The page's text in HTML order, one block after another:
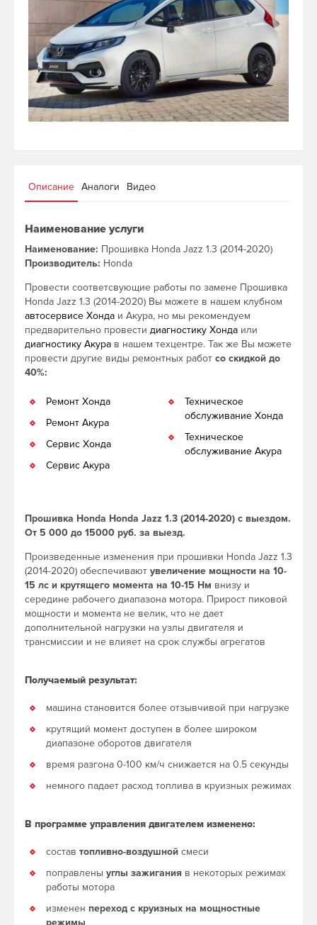
Описание Аналоги Видео
Наименование услуги
Наименование: Прошивка Honda Jazz 1.3 (2014-2020)
Производитель: Honda
Провести соответсвующие работы по замене Прошивка
Honda Jazz 1.3 (2014-2020) Вы можете в нашем клубном
автосервисе Хонда и Акура, но мы рекомендуем
предварительно провести диагностику Хонда или
диагностику Акура в нашем техцентре. Так же Вы можете
провести другие виды ремонтных работ со скидкой до
40%:
Ремонт Хонда
Ремонт Акура
Сервис Хонда
Сервис Акура
Техническое
обслуживание Хонда
Техническое
обслуживание Акура
Прошивка Honda Honda Jazz 1.3 (2014-2020) с выездом.
От 5 000 до 15000 руб. за выезд.
Произведенные изменения при прошивки Honda Jazz 1.3
(2014-2020) обеспечивают увеличение мощности на 10-
15 лс и крутящего момента на 10-15 Нм внизу и
середине рабочего диапазона мотора. Прирост пиковой
мощности и момента не велик, что не дает
дополнительной нагрузки на узлы двигателя и
трансмиссии и не влияет на срок службы агрегатов
Получаемый результат:
машина становится более отзывчивой при нагрузке
крутящий момент доступен в более широком
диапазоне оборотов двигателя
время разгона 0-100 км/ч снижается на 0.5 секунды
немного падает расход топлива в круизных режимах
В программе управления двигателем изменено:
состав топливно-воздушной смеси
поправлены углы зажигания в некоторых режимах
работы мотора
изменен переход с круизных на мощностные
режимы